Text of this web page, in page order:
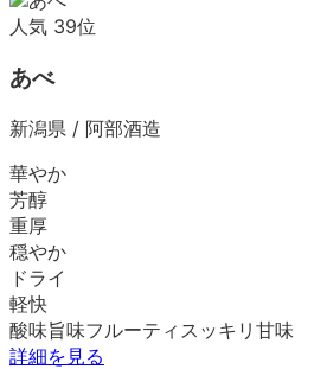
人気 39位
あべ
新潟県 / 阿部酒造
華やか
芳醇
重厚
穏やか
ドライ
軽快
酸味旨味フルーティ スッキリ 甘味
詳細を見る